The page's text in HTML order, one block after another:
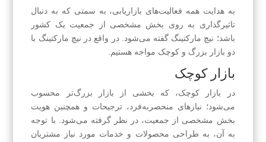
به هدایت همه فعالیت‌های بازاریابی، به سمتی که به دنبال
تاثیرگذاری به روی بخش مشخصی از جمعیت یک کشور
باشد؛ نیچ مارکتینگ گفته می‌شود. در واقع در نیچ مارکتینگ با
دو بازار بزرگ و کوچک مواجه هستیم.
بازار کوچک
در بازار کوچک، که بخشی از بازار بزرگ‌تر محسوب
می‌شود؛ نیازهای منحصربه‌فرد، ترجیحات و همچنین هویت
بخش مشخصی از جمعیت، در نظر گرفته می‌شود. با توجه
به آن، به طراحی محصولات و خدمات مورد نیاز مشتریان